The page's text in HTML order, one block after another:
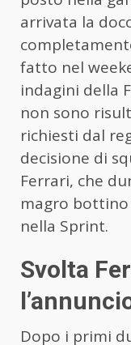
arrivata la
fatto nel
indagini della
non sono
richiesti dal
decisione di
Ferrari, che
magro
nella Sprint.
Svolta
Dopo i primi